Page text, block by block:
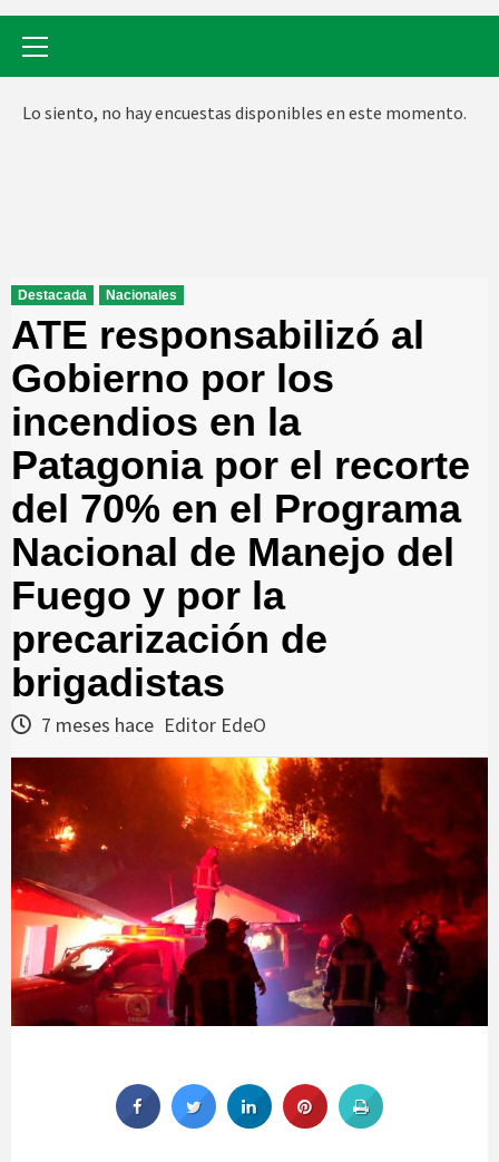
Lo siento, no hay encuestas disponibles en este momento.
Destacada Nacionales
ATE responsabilizó al
Gobierno por los
incendios en la
Patagonia por el recorte
del 70% en el Programa
Nacional de Manejo del
Fuego y por la
precarización de
brigadistas
7 meses hace Editor EdeO